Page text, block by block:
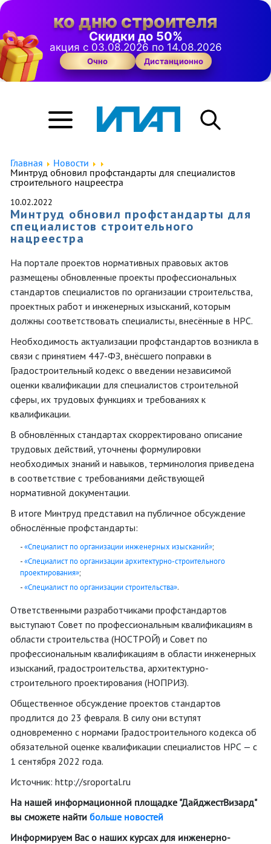
ко дню строителя
Скидки до 50%
акция с 03.08.2026 по 14.08.2026
Очно Дистанционно
Главная
Новости
Минтруд обновил профстандарты для специалистов
строительного нацреестра
10.02.2022
Минтруд обновил профстандарты для
специалистов строительного
нацреестра
На портале проектов нормативных правовых актов
размещены обновленные проекты профессиональных
стандартов специалистов по организации строительства,
проектных работ и инженерных изысканий, которым
должны соответствовать специалисты, внесённые в НРС.
Необходимость актуализации профстандартов возникла в
связи с принятием 447-ФЗ, внёсшего поправки в
Градостроительный кодекс о введении независимой
оценки квалификации для специалистов строительной
сферы, их трудовых функциях и требованиях к
квалификации.
В обновлённых стандартах скорректировано описание
трудовых действий, уточнены формулировки
необходимых знаний и навыков, терминология приведена
в соответствие с требованиями действующей
нормативной документации.
В итоге Минтруд представил на публичное обсуждение
обнослённые профстандарты:
-«Специалист по организации инженерных изысканий»;
-«Специалист по организации архитектурно-строительного
проектирования»;
-«Специалист по организации строительства».
Ответственными разработчиками профстандартов
выступают Совет по профессиональным квалификациям в
области строительства (НОСТРОЙ) и Совет по
профессиональным квалификациям в области инженерных
изысканий, градостроительства, архитектурно-
строительного проектирования (НОПРИЗ).
Общественное обсуждение проектов стандартов
продлится до 23 февраля. В силу они вступят
одновременно с нормами Градостроительного кодекса об
обязательной оценке квалификации специалистов НРС — с
1 сентября 2022 года.
Источник: http://sroportal.ru
На нашей информационной площадке "ДайджестВизард"
вы сможете найти больше новостей
Информируем Вас о наших курсах для инженерно-